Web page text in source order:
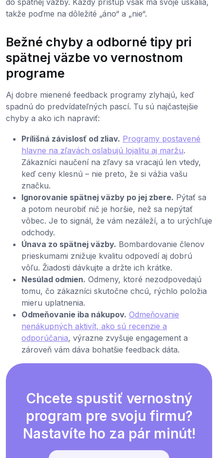
takže poďme na dôležité „áno“ a „nie“.
Bežné chyby a odborné tipy pri
spätnej väzbe vo vernostnom
programe
Aj dobre mienené feedback programy zlyhajú, keď
spadnú do predvídateľných pascí. Tu sú najčastejšie
chyby a ako ich napraviť:
Prílišná závislosť od zliav. Programy postavené
hlavne na zľavách oslabujú lojalitu aj maržu.
Zákazníci naučení na zľavy sa vracajú len vtedy,
keď ceny klesnú – nie preto, že si vážia vašu
značku.
Ignorovanie spätnej väzby po jej zbere. Pýtať sa
a potom neurobiť nič je horšie, než sa nepýtať
vôbec. Je to signál, že vám nezáleží, a to urýchľuje
odchody.
Únava zo spätnej väzby. Bombardovanie členov
prieskumami znižuje kvalitu odpovedí aj dobrú
vôľu. Žiadosti dávkujte a držte ich krátke.
Nesúlad odmien. Odmeny, ktoré nezodpovedajú
tomu, čo zákazníci skutočne chcú, rýchlo položia
mieru uplatnenia.
Odmeňovanie iba nákupov. Odmeňovanie
nenákupných aktivít, ako sú recenzie a
odporúčania, výrazne zvyšuje engagement a
zároveň vám dáva bohatšie feedback dáta.
Chcete spustiť vernostný
program pre svoju firmu?
Nastavíte ho za pár minút!